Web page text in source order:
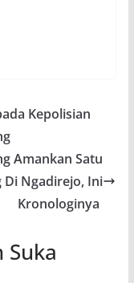
Kepolisian
Amankan Satu
Di Ngadirejo, Ini
Kronologinya
Suka